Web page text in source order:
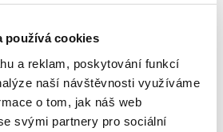
používá cookies
a reklam, poskytování funkcí
naší návštěvnosti využíváme
o tom, jak náš web
svými partnery pro sociální
šťavnatostčerného
nádechem kokosu a
superpotravinový boost
. Kapsička tak představuje